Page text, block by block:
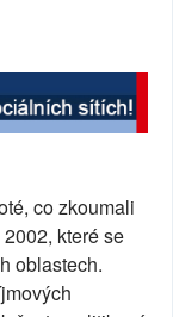
co zkoumali
které se
oblastech.